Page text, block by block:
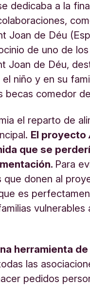
dedicaba a la
,
Joan de Déu
de uno de
Joan de Déu,
niño y en su
becas comedor
el reparto de
El proyecto
que se
Para
que donen al
es
vulnerables
herramienta
las
pedidos